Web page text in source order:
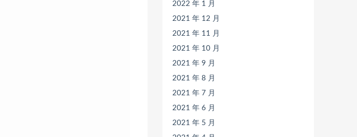
2022 年 1 月
2021 年 12 月
2021 年 11 月
2021 年 10 月
2021 年 9 月
2021 年 8 月
2021 年 7 月
2021 年 6 月
2021 年 5 月